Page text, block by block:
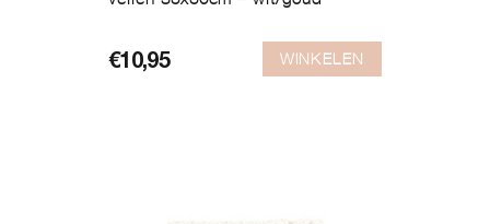
€10,95 WINKELEN